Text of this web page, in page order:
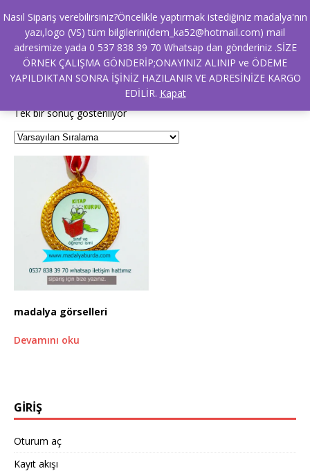
Ana Sayfa / Ürünler “madalya hakkında” olarak etiketlendi
madalya hakkında
Tek bir sonuç gösteriliyor
madalya görselleri
Devamını oku
GİRİŞ
Oturum aç
Kayıt akışı
Nasıl Sipariş verebilirsiniz?Öncelikle yaptırmak istediğiniz madalya'nın
yazı,logo (VS) tüm bilgilerini(dem_ka52@hotmail.com) mail
adresimize yada 0 537 838 39 70 Whatsap dan gönderiniz .SİZE
ÖRNEK ÇALIŞMA GÖNDERİP;ONAYINIZ ALINIP ve ÖDEME
YAPILDIKTAN SONRA İŞİNİZ HAZILANIR VE ADRESİNİZE KARGO
EDİLİR. Kapat